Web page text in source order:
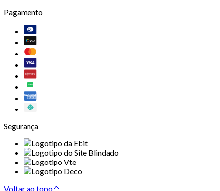
Pagamento
Segurança
Voltar ao topo